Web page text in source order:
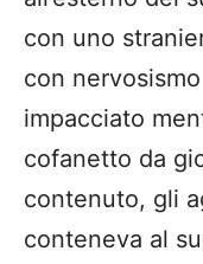
con uno
con
impacciato
cofanetto da
contenuto, gli
conteneva al